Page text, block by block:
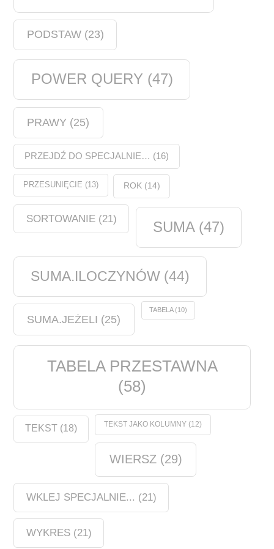
PODSTAW(23)
POWER QUERY (47)
PRAWY (25)
PRZEJDŹ DO SPECJALNIE… (16)
PRZESUNIĘCIE (13) ROK(14)
SORTOWANIE(21) SUMA(47)
SUMA.ILOCZYNÓW (44)
SUMA.JEŻELI (25)
TABELA(10)
TABELA PRZESTAWNA
(58)
TEKST (18) TEKST JAKO KOLUMNY(12)
WIERSZ(29)
WKLEJ SPECJALNIE... (21)
WYKRES(21)